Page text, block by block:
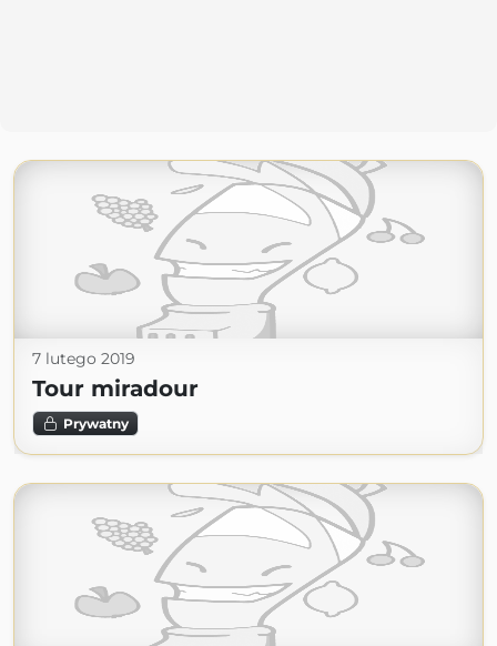
7 lutego 2019
Tour miradour
Prywatny